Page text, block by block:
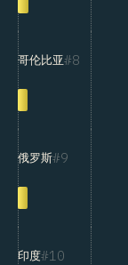
8
哥伦比亚
9
俄罗斯
10
印度